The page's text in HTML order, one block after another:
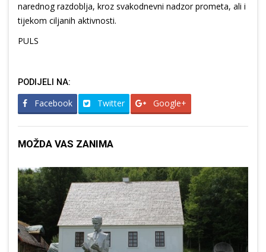
narednog razdoblja, kroz svakodnevni nadzor prometa, ali i
tijekom ciljanih aktivnosti.
PULS
PODIJELI NA:
Facebook Twitter Google+
MOŽDA VAS ZANIMA